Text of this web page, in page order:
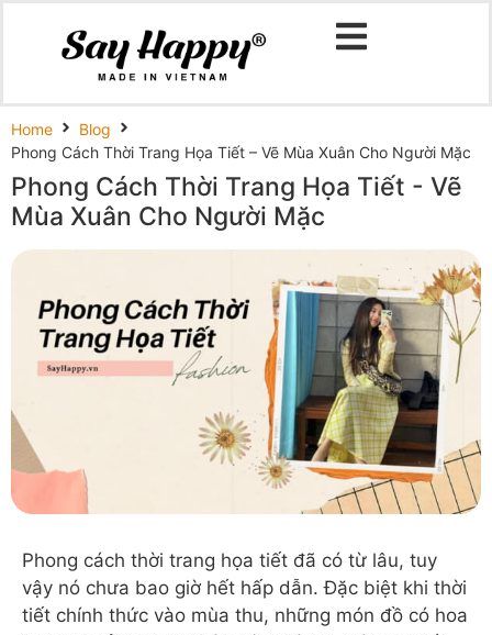
Home
Blog
Phong Cách Thời Trang Họa Tiết – Vẽ Mùa Xuân Cho Người Mặc
Phong Cách Thời Trang Họa Tiết - Vẽ
Mùa Xuân Cho Người Mặc
Phong cách thời trang họa tiết đã có từ lâu, tuy
vậy nó chưa bao giờ hết hấp dẫn. Đặc biệt khi thời
tiết chính thức vào mùa thu, những món đồ có hoa